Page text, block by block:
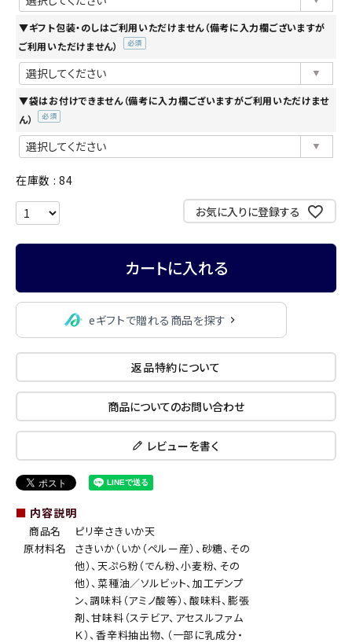
▼ギフト包装・のしはご利用いただけません（備考に入力欄ございますが
ご利用いただけません）
▼袋はお付けできません（備考に入力欄ございますがご利用いただけませ
ん）
須)
在庫数
84
お気に入りに登録する
カートに入れる
eギフトで贈れる商品を探す
返品特約について
商品についてのお問い合わせ
レビューを書く
■ 内容説明
商品名
ピリ辛さきいか天
原材料名
さきいか（いか（ペルー産）、砂糖、その
他）、天ぷら粉（でん粉、小麦粉、その
他）、菜種油／ソルビット、加工デンプ
ン、調味料（アミノ酸等）、酸味料、膨張
剤、甘味料（ステビア、アセスルファム
Ｋ）、香辛料抽出物、（一部に乳成分・